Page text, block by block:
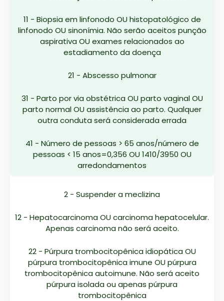
11 - Biopsia em linfonodo OU histopatológico de
linfonodo OU sinonímia. Não serão aceitos punção
aspirativa OU exames relacionados ao
estadiamento da doença
21 - Abscesso pulmonar
31 - Parto por via obstétrica OU parto vaginal OU
parto normal OU assistência ao parto. Qualquer
outra conduta será considerada errada
41 - Número de pessoas > 65 anos/número de
pessoas < 15 anos=0,356 OU 1410/3950 OU
arredondamentos
2 - Suspender a meclizina
12 - Hepatocarcinoma OU carcinoma hepatocelular.
Apenas carcinoma não será aceito.
22 - Púrpura trombocitopênica idiopática OU
púrpura trombocitopênica imune OU púrpura
trombocitopênica autoimune. Não será aceito
púrpura isolada ou apenas púrpura
trombocitopênica